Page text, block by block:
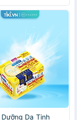
Da Tinh